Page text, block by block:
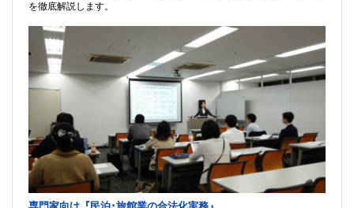
を徹底解説します。